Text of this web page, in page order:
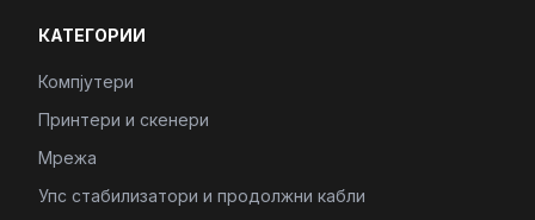
КАТЕГОРИИ
Компјутери
Принтери и скенери
Мрежа
Упс стабилизатори и продолжни кабли